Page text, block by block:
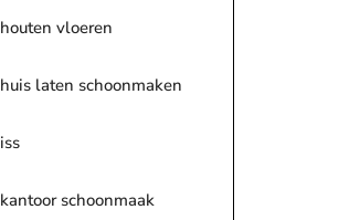
houten vloeren
huis laten schoonmaken
iss
kantoor schoonmaak